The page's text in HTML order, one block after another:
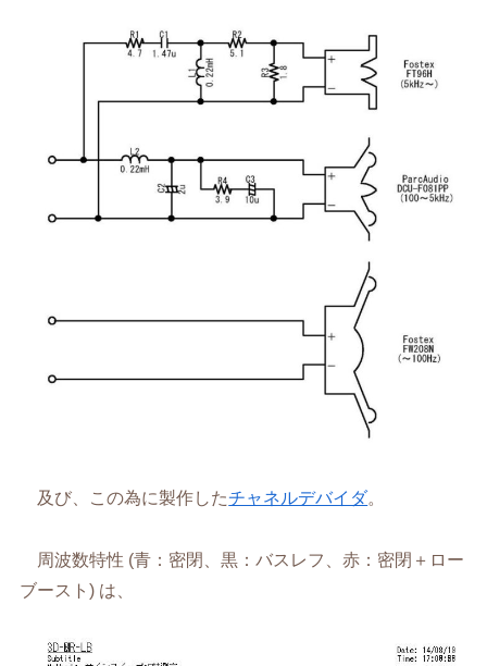
及び、この為に製作したチャネルデバイダ。
周波数特性 (青：密閉、黒：バスレフ、赤：密閉＋ロー
ブースト) は、